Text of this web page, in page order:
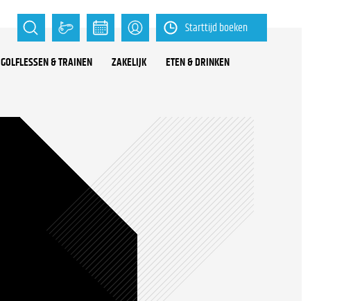
Starttijd boeken
GOLFLESSEN & TRAINEN ZAKELIJK ETEN & DRINKEN